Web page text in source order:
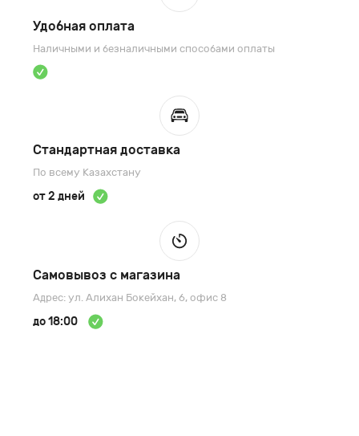
Удобная оплата
Наличными и безналичными способами оплаты
Стандартная доставка
По всему Казахстану
от 2 дней
Самовывоз с магазина
Адрес: ул. Алихан Бокейхан, 6, офис 8
до 18:00